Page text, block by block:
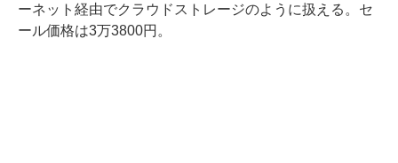
ーネット経由でクラウドストレージのように扱える。セ
ール価格は3万3800円。